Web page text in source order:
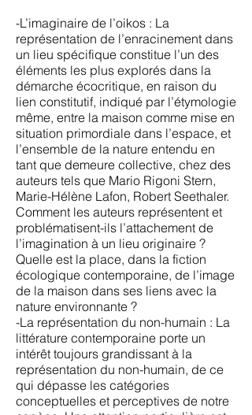
-L’imaginaire de l’oikos : La
représentation de l’enracinement dans
un lieu spécifique constitue l’un des
éléments les plus explorés dans la
démarche écocritique, en raison du
lien constitutif, indiqué par l’étymologie
même, entre la maison comme mise en
situation primordiale dans l’espace, et
l’ensemble de la nature entendu en
tant que demeure collective, chez des
auteurs tels que Mario Rigoni Stern,
Marie-Hélène Lafon, Robert Seethaler.
Comment les auteurs représentent et
problématisent-ils l’attachement de
l’imagination à un lieu originaire ?
Quelle est la place, dans la fiction
écologique contemporaine, de l’image
de la maison dans ses liens avec la
nature environnante ?
-La représentation du non-humain : La
littérature contemporaine porte un
intérêt toujours grandissant à la
représentation du non-humain, de ce
qui dépasse les catégories
conceptuelles et perceptives de notre